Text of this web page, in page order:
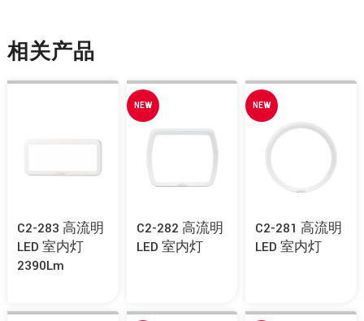
相关产品
C2-283 高流明
LED 室内灯
2390Lm
NEW
C2-282 高流明
LED 室内灯
NEW
C2-281 高流明
LED 室内灯